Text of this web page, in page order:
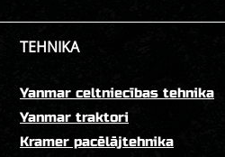
TEHNIKA
Yanmar celtniecības tehnika
Yanmar traktori
Kramer pacēlājtehnika